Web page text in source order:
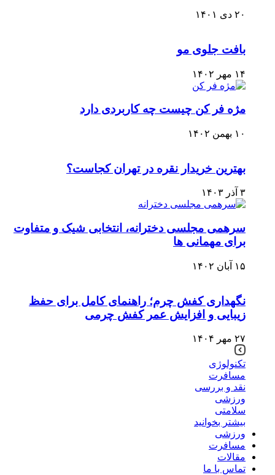
۲۰ دی ۱۴۰۱
بافت جلوی مو
۱۴ مهر ۱۴۰۲
مژه فر کن چیست چه کاربردی دارد
۱۰ بهمن ۱۴۰۲
بهترین خریدار نقره در تهران کجاست؟
۳ آذر ۱۴۰۳
سرهمی مجلسی دخترانه، انتخابی شیک و متفاوت
برای مهمانی ها
۱۵ آبان ۱۴۰۲
نگهداری کفش چرم؛ راهنمای کامل برای حفظ
زیبایی و افزایش عمر کفش چرمی
۲۷ مهر ۱۴۰۴
تکنولوژی
مسافرت
نقد و بررسی
ورزشی
سلامتی
بیشتر بخوانید
ورزشی
مسافرت
مقالات
تماس با ما